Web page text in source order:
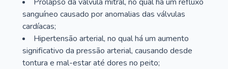
sanguíneo causado por anomalias das válvulas
cardíacas;
Hipertensão arterial, no qual há um aumento
significativo da pressão arterial, causando desde
tontura e mal-estar até dores no peito;